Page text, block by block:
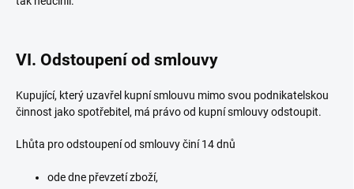
VI. Odstoupení od smlouvy
Kupující, který uzavřel kupní smlouvu mimo svou podnikatelskou
činnost jako spotřebitel, má právo od kupní smlouvy odstoupit.
Lhůta pro odstoupení od smlouvy činí 14 dnů
ode dne převzetí zboží,